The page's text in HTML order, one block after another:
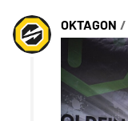
OKTAGON /